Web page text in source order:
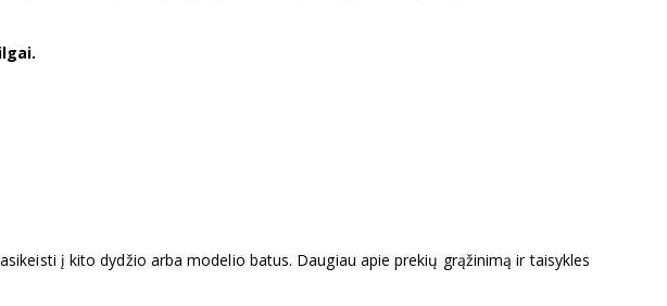
į kito dydžio arba modelio batus. Daugiau apie prekių grąžinimą ir taisykles